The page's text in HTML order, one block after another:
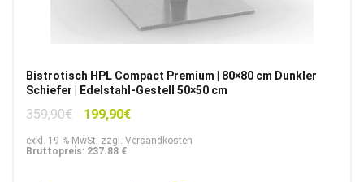
Bistrotisch HPL Compact Premium | 80×80 cm Dunkler
Schiefer | Edelstahl-Gestell 50×50 cm
359,90€
Ursprünglicher
war:
199,90€Aktueller
ist:
exkl. 19 % MwSt. zzgl. Versandkosten
Bruttopreis: 237.88 €